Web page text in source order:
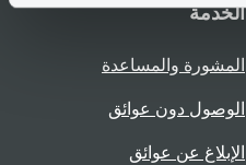
الخدمة
المشورة والمساعدة
الوصول دون عوائق
الإبلاغ عن عوائق